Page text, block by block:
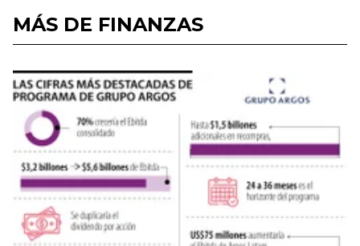
MÁS DE FINANZAS